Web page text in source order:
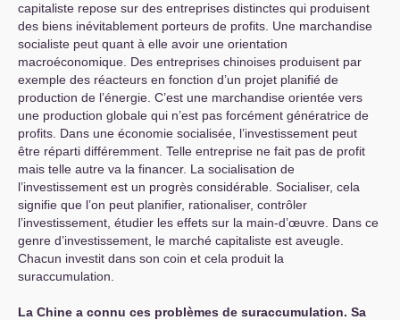
capitaliste repose sur des entreprises distinctes qui produisent
des biens inévitablement porteurs de profits. Une marchandise
socialiste peut quant à elle avoir une orientation
macroéconomique. Des entreprises chinoises produisent par
exemple des réacteurs en fonction d’un projet planifié de
production de l’énergie. C’est une marchandise orientée vers
une production globale qui n’est pas forcément génératrice de
profits. Dans une économie socialisée, l’investissement peut
être réparti différemment. Telle entreprise ne fait pas de profit
mais telle autre va la financer. La socialisation de
l’investissement est un progrès considérable. Socialiser, cela
signifie que l’on peut planifier, rationaliser, contrôler
l’investissement, étudier les effets sur la main-d’œuvre. Dans ce
genre d’investissement, le marché capitaliste est aveugle.
Chacun investit dans son coin et cela produit la
suraccumulation.
La Chine a connu ces problèmes de suraccumulation. Sa